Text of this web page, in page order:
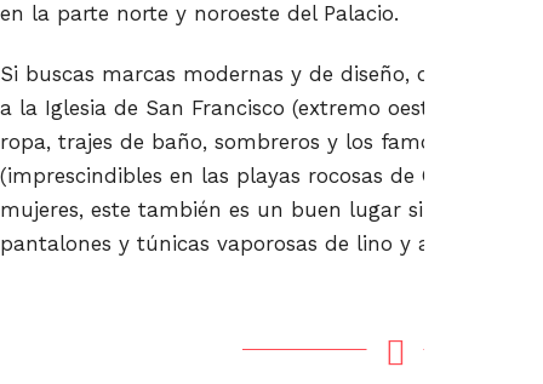
en la parte norte y noroeste del Palacio.
Si buscas marcas modernas y de diseño, dirígete a
a la Iglesia de San Francisco (extremo oeste del
ropa, trajes de baño, sombreros y los famosos
(imprescindibles en las playas rocosas de Croacia),
mujeres, este también es un buen lugar si buscas
pantalones y túnicas vaporosas de lino y algodón) y